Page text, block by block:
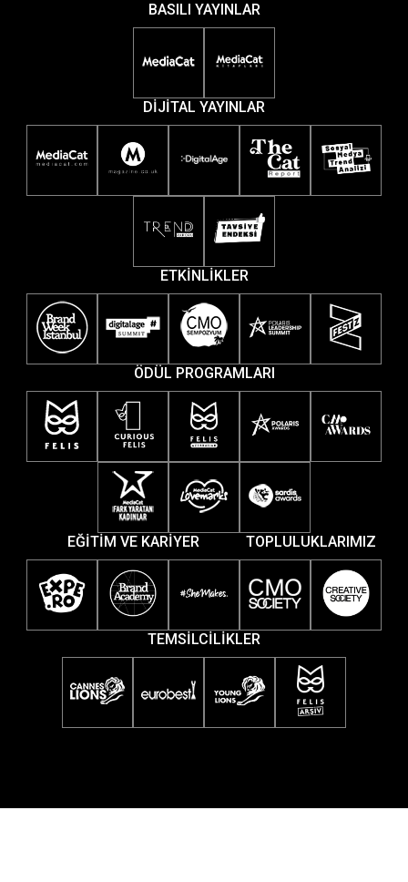
BASILI YAYINLAR
DİJİTAL YAYINLAR
ETKİNLİKLER
ÖDÜL PROGRAMLARI
EĞİTİM VE KARİYER TOPLULUKLARIMIZ
TEMSİLCİLİKLER